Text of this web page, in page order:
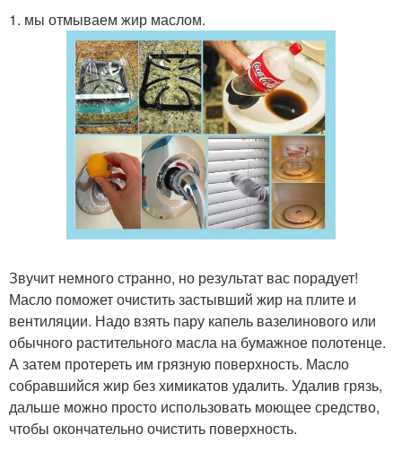
1. мы отмываем жир маслом.
Звучит немного странно, но результат вас порадует!
Масло поможет очистить застывший жир на плите и
вентиляции. Надо взять пару капель вазелинового или
обычного растительного масла на бумажное полотенце.
А затем протереть им грязную поверхность. Масло
собравшийся жир без химикатов удалить. Удалив грязь,
дальше можно просто использовать моющее средство,
чтобы окончательно очистить поверхность.